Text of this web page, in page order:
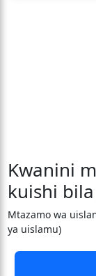
Kwanini
kuishi
Mtazamo wa
ya uislamu)